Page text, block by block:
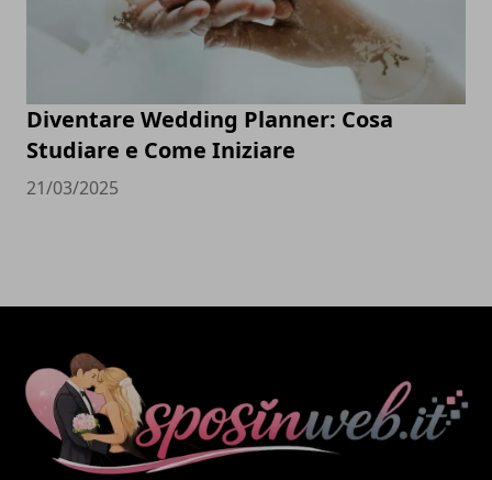
Diventare Wedding Planner: Cosa
Studiare e Come Iniziare
21/03/2025